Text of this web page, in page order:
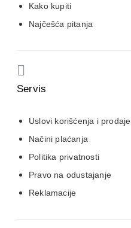
Kako kupiti
Najčešća pitanja
Servis
Uslovi korišćenja i prodaje
Načini plaćanja
Politika privatnosti
Pravo na odustajanje
Reklamacije